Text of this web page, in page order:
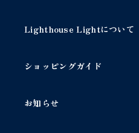
Lighthouse Lightについて
ショッピングガイド
お知らせ